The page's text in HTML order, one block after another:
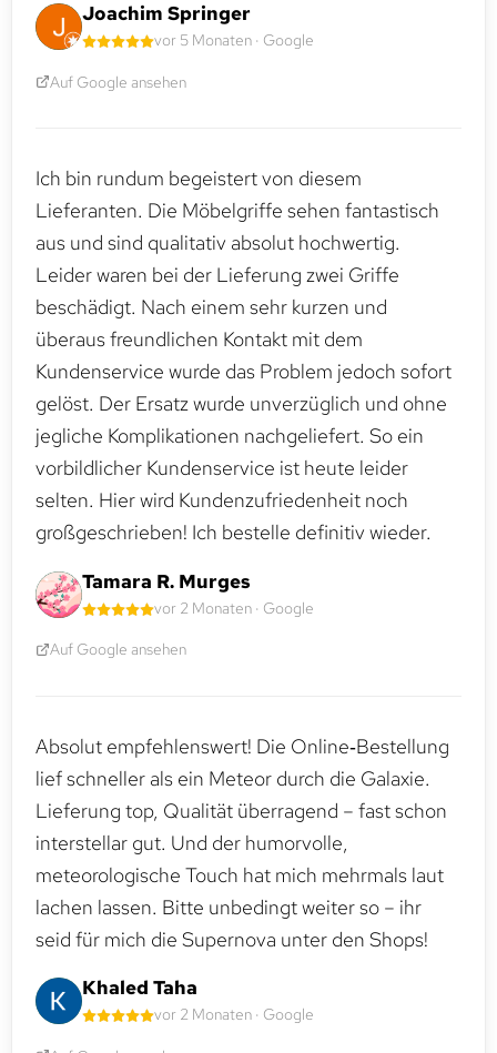
Joachim Springer
vor 5 Monaten · Google
Auf Google ansehen
Ich bin rundum begeistert von diesem
Lieferanten. Die Möbelgriffe sehen fantastisch
aus und sind qualitativ absolut hochwertig.
Leider waren bei der Lieferung zwei Griffe
beschädigt. Nach einem sehr kurzen und
überaus freundlichen Kontakt mit dem
Kundenservice wurde das Problem jedoch sofort
gelöst. Der Ersatz wurde unverzüglich und ohne
jegliche Komplikationen nachgeliefert. So ein
vorbildlicher Kundenservice ist heute leider
selten. Hier wird Kundenzufriedenheit noch
großgeschrieben! Ich bestelle definitiv wieder.
Tamara R. Murges
vor 2 Monaten · Google
Auf Google ansehen
Absolut empfehlenswert! Die Online‑Bestellung
lief schneller als ein Meteor durch die Galaxie.
Lieferung top, Qualität überragend – fast schon
interstellar gut. Und der humorvolle,
meteorologische Touch hat mich mehrmals laut
lachen lassen. Bitte unbedingt weiter so – ihr
seid für mich die Supernova unter den Shops!
Khaled Taha
vor 2 Monaten · Google